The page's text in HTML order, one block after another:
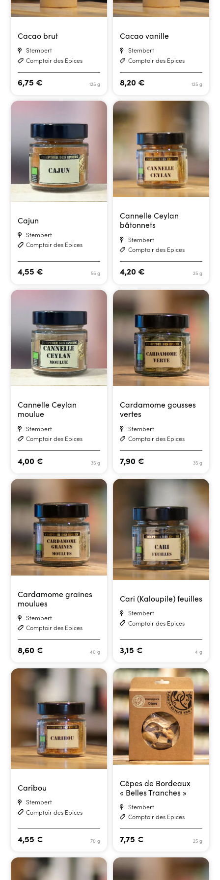
Cacao brut
Stembert
Comptoir des Epices
125 g
6,75€
Cacao vanille
Stembert
Comptoir des Epices
125 g
8,20 €
Cajun
Stembert
Comptoir des Epices
55 g
4,55€
Cannelle Ceylan
bâtonnets
Stembert
Comptoir des Epices
25 g
4,20 €
Cannelle Ceylan
moulue
Stembert
Comptoir des Epices
35 g
4,00€
Cardamome gousses
vertes
Stembert
Comptoir des Epices
35 g
7,90 €
Cardamome graines
moulues
Stembert
Comptoir des Epices
40 g
8,60€
Cari (Kaloupile) feuilles
Stembert
Comptoir des Epices
4 g
3,15 €
Caribou
Stembert
Comptoir des Epices
70 g
4,55€
Cêpes de Bordeaux
« Belles Tranches »
Stembert
Comptoir des Epices
25 g
7,75 €